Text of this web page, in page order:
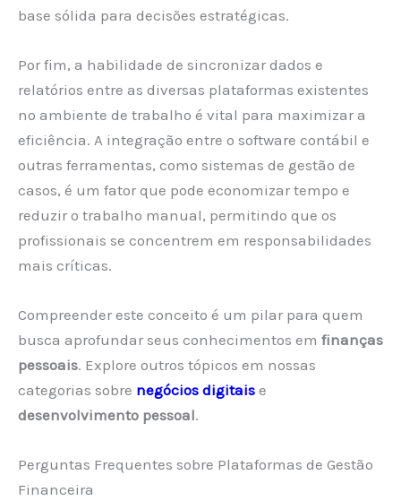
base sólida para decisões estratégicas.
Por fim, a habilidade de sincronizar dados e
relatórios entre as diversas plataformas existentes
no ambiente de trabalho é vital para maximizar a
eficiência. A integração entre o software contábil e
outras ferramentas, como sistemas de gestão de
casos, é um fator que pode economizar tempo e
reduzir o trabalho manual, permitindo que os
profissionais se concentrem em responsabilidades
mais críticas.
Compreender este conceito é um pilar para quem
busca aprofundar seus conhecimentos em finanças
pessoais. Explore outros tópicos em nossas
categorias sobre negócios digitais e
desenvolvimento pessoal.
Perguntas Frequentes sobre Plataformas de Gestão
Financeira